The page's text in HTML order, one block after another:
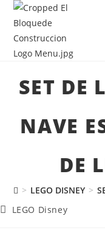
SET DE
NAVE
DE
> LEGO DISNEY >
LEGO Disney